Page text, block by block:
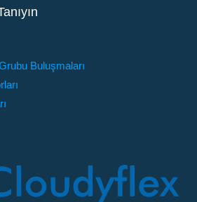
Buluşmaları